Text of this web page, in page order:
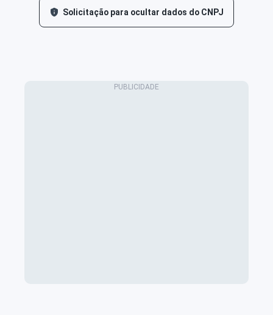
Solicitação para ocultar dados do CNPJ